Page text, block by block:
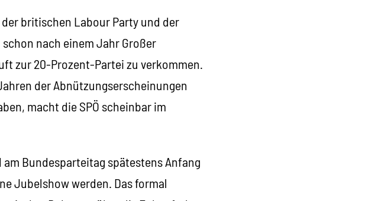
britischen Labour Party und der
nach einem Jahr Großer
zur 20-Prozent-Partei zu verkommen.
der Abnützungserscheinungen
macht die SPÖ scheinbar im
Bundesparteitag spätestens Anfang
Jubelshow werden. Das formal